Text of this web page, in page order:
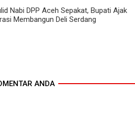
Nabi DPP Aceh Sepakat, Bupati Ajak
Membangun Deli Serdang
ANDA